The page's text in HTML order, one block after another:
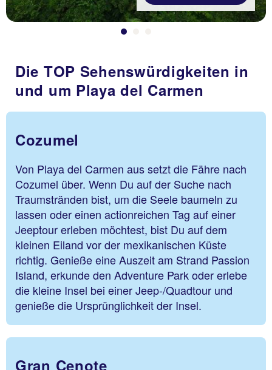
Die TOP Sehenswürdigkeiten in
und um Playa del Carmen
Cozumel
Von Playa del Carmen aus setzt die Fähre nach
Cozumel über. Wenn Du auf der Suche nach
Traumstränden bist, um die Seele baumeln zu
lassen oder einen actionreichen Tag auf einer
Jeeptour erleben möchtest, bist Du auf dem
kleinen Eiland vor der mexikanischen Küste
richtig. Genieße eine Auszeit am Strand Passion
Island, erkunde den Adventure Park oder erlebe
die kleine Insel bei einer Jeep-/Quadtour und
genieße die Ursprünglichkeit der Insel.
Gran Cenote